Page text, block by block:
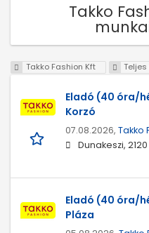
Takko
Takko Fashion Kft
Eladó (40 óra/
Korzó
07.08.2026, Takko
Dunakeszi,
Eladó (40 óra/
Pláza